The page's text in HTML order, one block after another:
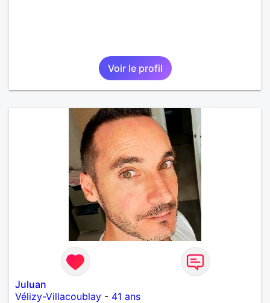
Voir le profil
Juluan
Vélizy-Villacoublay - 41 ans